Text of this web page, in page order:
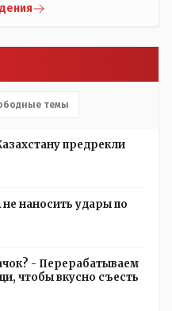
потому что ещё не
чём инопланетяне
темы
предрекли
наносить удары по
- Перерабатываем
чтобы вкусно съесть